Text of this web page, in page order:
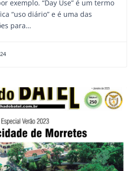
exemplo. “Day Use” é um termo
“uso diário” e é uma das
para…